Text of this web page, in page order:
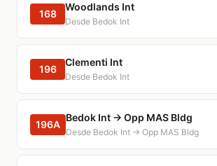
168
Woodlands Int
Desde Bedok Int
196
Clementi Int
Desde Bedok Int
196A
Bedok Int → Opp MAS Bldg
Desde Bedok Int → Opp MAS Bldg